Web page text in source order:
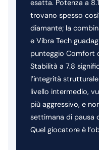
esatta. Potenza a
trovano spesso
diamante; la
e Vibra Tech
punteggio Comfort
Stabilità a 7.8
l’integrità
livello intermedio,
più aggressivo, e
settimana di pausa
Quel giocatore è